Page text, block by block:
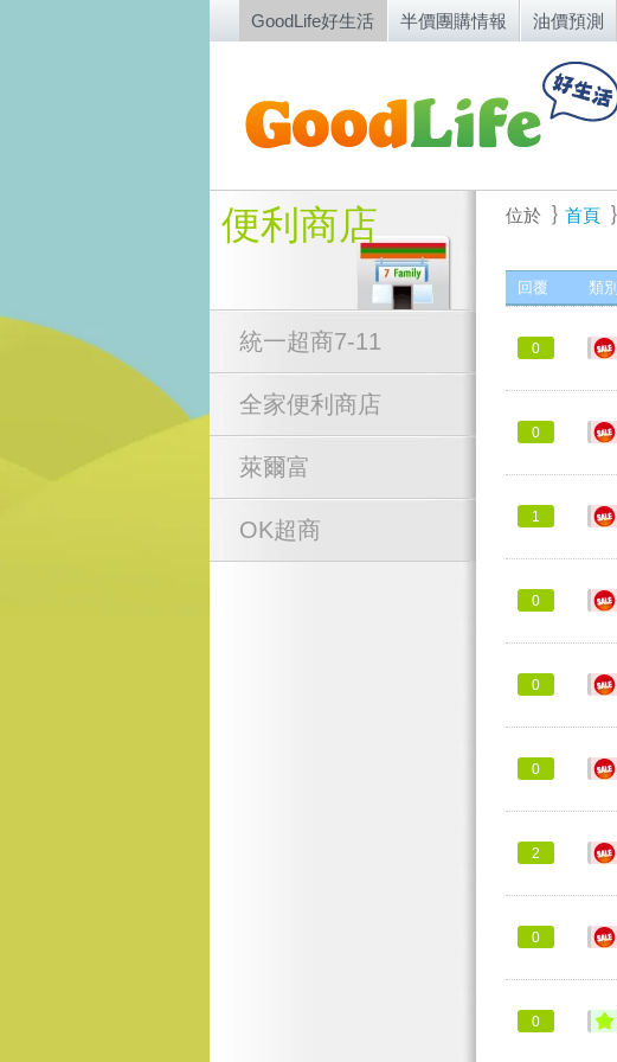
GoodLife好生活 半價團購情報 油價預測
便利商店
統一超商7-11
全家便利商店
萊爾富
OK超商
位於 首頁
回覆
類別
0
0
1
0
0
0
2
0
0